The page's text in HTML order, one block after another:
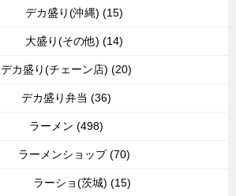
デカ盛り(沖縄) (15)
大盛り(その他) (14)
デカ盛り(チェーン店) (20)
デカ盛り弁当 (36)
ラーメン (498)
ラーメンショップ (70)
ラーショ(茨城) (15)